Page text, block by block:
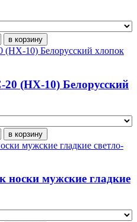
(НХ-10) Белорусский
носки мужские гладкие